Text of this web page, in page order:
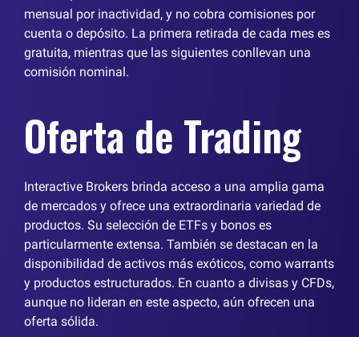
mensual por inactividad, y no cobra comisiones por
cuenta o depósito. La primera retirada de cada mes es
gratuita, mientras que las siguientes conllevan una
comisión nominal.
Oferta de Trading
Interactive Brokers brinda acceso a una amplia gama
de mercados y ofrece una extraordinaria variedad de
productos. Su selección de ETFs y bonos es
particularmente extensa. También se destacan en la
disponibilidad de activos más exóticos, como warrants
y productos estructurados. En cuanto a divisas y CFDs,
aunque no lideran en este aspecto, aún ofrecen una
oferta sólida.